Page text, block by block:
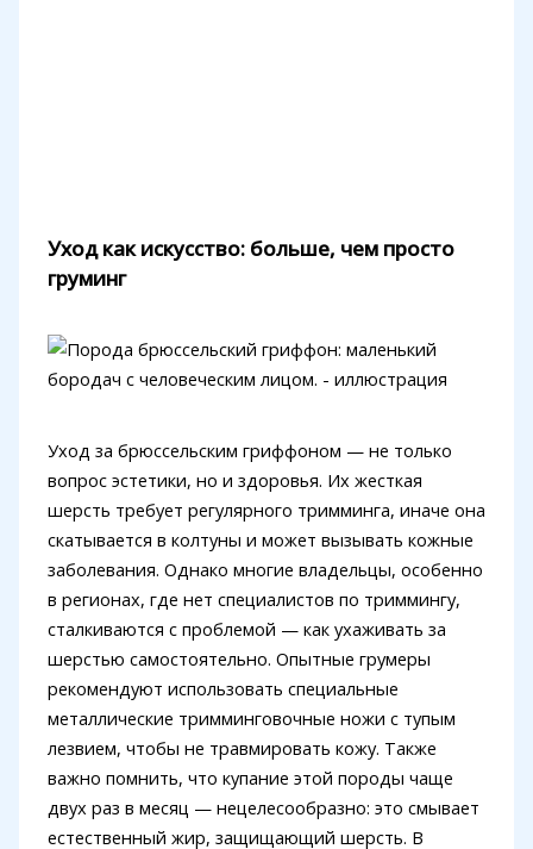
Уход как искусство: больше, чем просто
груминг
Уход за брюссельским гриффоном — не только
вопрос эстетики, но и здоровья. Их жесткая
шерсть требует регулярного тримминга, иначе она
скатывается в колтуны и может вызывать кожные
заболевания. Однако многие владельцы, особенно
в регионах, где нет специалистов по триммингу,
сталкиваются с проблемой — как ухаживать за
шерстью самостоятельно. Опытные грумеры
рекомендуют использовать специальные
металлические тримминговочные ножи с тупым
лезвием, чтобы не травмировать кожу. Также
важно помнить, что купание этой породы чаще
двух раз в месяц — нецелесообразно: это смывает
естественный жир, защищающий шерсть. В